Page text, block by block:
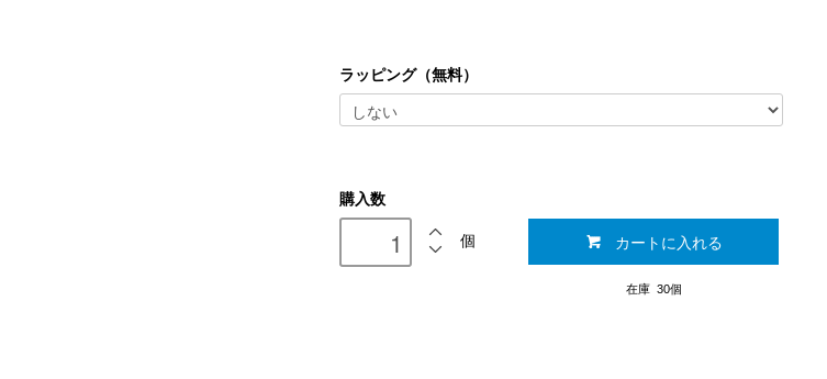
ラッピング（無料）
購入数
個 カートに入れる
在庫 30個